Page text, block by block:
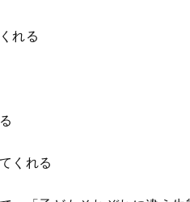
るけど、心理的安全性は保障で...
3 4 5 ＞